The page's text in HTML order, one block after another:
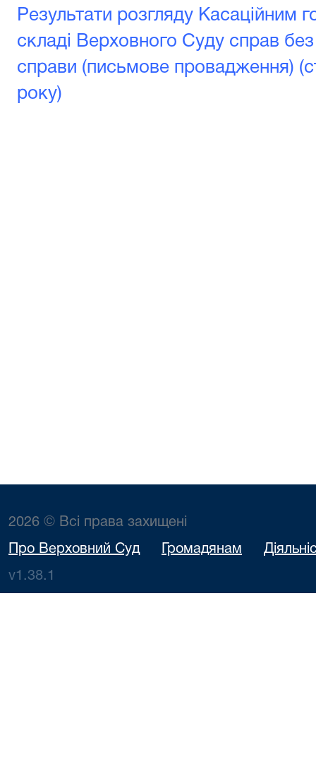
Результати розгляду Касаційним
складі Верховного Суду справ
справи (письмове провадження)
року)
2026 © Всі права захищені
Про Верховний Суд Громадянам
v1.38.1